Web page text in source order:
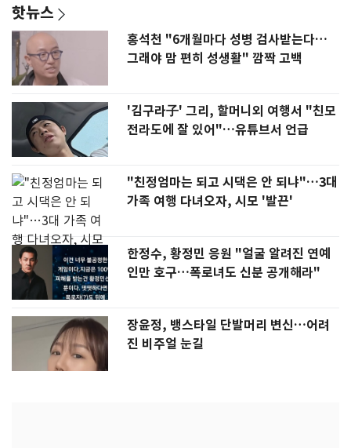
핫뉴스
홍석천 "6개월마다 성병 검사받는다…
그래야 맘 편히 성생활" 깜짝 고백
'김구라子' 그리, 할머니외 여행서 "친모
전라도에 잘 있어"…유튜브서 언급
"친정엄마는 되고 시댁은 안 되냐"…3대
가족 여행 다녀오자, 시모 '발끈'
한정수, 황정민 응원 "얼굴 알려진 연예
인만 호구…폭로녀도 신분 공개해라"
장윤정, 뱅스타일 단발머리 변신…어려
진 비주얼 눈길